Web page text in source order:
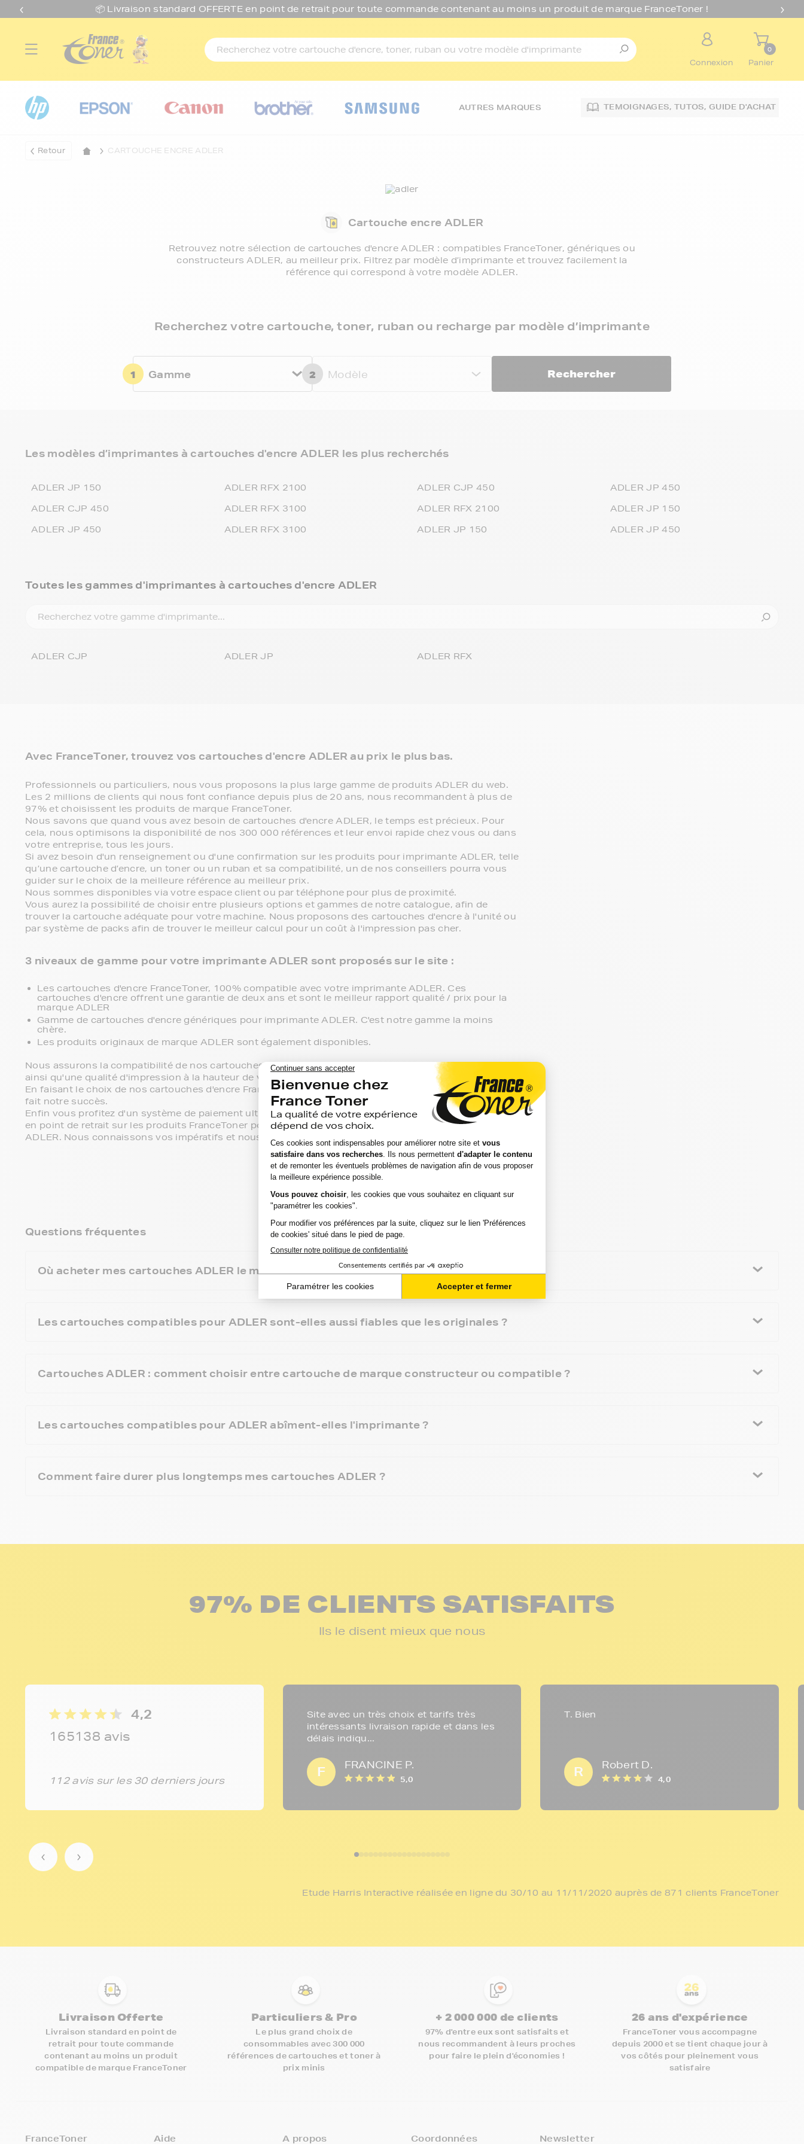
📦 Livraison standard OFFERTE en point de retrait pour toute commande contenant au moins un produit de marque FranceToner !
Connexion
0
Panier
AUTRES MARQUES TEMOIGNAGES, TUTOS,GUIDE D'ACHAT
Retour CARTOUCHE ENCRE ADLER
Cartouche encre ADLER
Retrouvez notre sélection de cartouches d'encre ADLER : compatibles FranceToner, génériques ou
constructeurs ADLER, au meilleur prix. Filtrez par modèle d’imprimante et trouvez facilement la
référence qui correspond à votre modèle ADLER.
Recherchez votre cartouche, toner, ruban ou recharge par modèle d’imprimante
1 Gamme 2 Modèle Rechercher
Les modèles d’imprimantes à cartouches d'encre ADLER les plus recherchés
ADLER JP 150
ADLER CJP 450
ADLER JP 450
ADLER RFX 2100
ADLER RFX 3100
ADLER RFX 3100
ADLER CJP 450
ADLER RFX 2100
ADLER JP 150
ADLER JP 450
ADLER JP 150
ADLER JP 450
Toutes les gammes d'imprimantes à cartouches d'encre ADLER
ADLER CJP ADLER JP ADLER RFX
Avec FranceToner, trouvez vos cartouches d'encre ADLER au prix le plus bas.
Professionnels ou particuliers, nous vous proposons la plus large gamme de produits ADLER du web.
Les 2 millions de clients qui nous font confiance depuis plus de 20 ans, nous recommandent à plus de
97% et choisissent les produits de marque FranceToner.
Nous savons que quand vous avez besoin de cartouches d'encre ADLER, le temps est précieux. Pour
cela, nous optimisons la disponibilité de nos 300 000 références et leur envoi rapide chez vous ou dans
votre entreprise, tous les jours.
Si avez besoin d'un renseignement ou d'une confirmation sur les produits pour imprimante ADLER, telle
qu’une cartouche d’encre, un toner ou un ruban et sa compatibilité, un de nos conseillers pourra vous
guider sur le choix de la meilleure référence au meilleur prix.
Nous sommes disponibles via votre espace client ou par téléphone pour plus de proximité.
Vous aurez la possibilité de choisir entre plusieurs options et gammes de notre catalogue, afin de
trouver la cartouche adéquate pour votre machine. Nous proposons des cartouches d'encre à l'unité ou
par système de packs afin de trouver le meilleur calcul pour un coût à l'impression pas cher.
3 niveaux de gamme pour votre imprimante ADLER sont proposés sur le site :
Les cartouches d'encre FranceToner, 100% compatible avec votre imprimante ADLER. Ces
cartouches d'encre offrent une garantie de deux ans et sont le meilleur rapport qualité / prix pour la
marque ADLER
Gamme de cartouches d'encre génériques pour imprimante ADLER. C'est notre gamme la moins
chère.
Les produits originaux de marque ADLER sont également disponibles.
Nous assurons la compatibilité de nos cartouches d'encre FranceToner avec votre imprimante ADLER
ainsi qu'une qualité d'impression à la hauteur de vos attentes.
En faisant le choix de nos cartouches d'encre FranceToner pour ADLER, vous réalisez une économie qui
fait notre succès.
Enfin vous profitez d'un système de paiement ultra-sécurisé et d'une livraison rapide, suivie et gratuite
en point de retrait sur les produits FranceToner pour ne jamais être en panne de cartouches d'encre
ADLER. Nous connaissons vos impératifs et nous sommes là pour y répondre."
Questions fréquentes
Où acheter mes cartouches ADLER le moins cher ?
Les cartouches compatibles pour ADLER sont-elles aussi fiables que les originales ?
Cartouches ADLER : comment choisir entre cartouche de marque constructeur ou compatible ?
Les cartouches compatibles pour ADLER abîment-elles l'imprimante ?
Comment faire durer plus longtemps mes cartouches ADLER ?
97% DE CLIENTS SATISFAITS
Ils le disent mieux que nous
4,2
165138 avis
112 avis sur les 30 derniers jours
Site avec un très choix et tarifs très
intéressants livraison rapide et dans les
délais indiqu...
F FRANCINE P.
5,0
T. Bien
R Robert D.
4,0
Etude Harris Interactive réalisée en ligne du 30/10 au 11/11/2020 auprès de 871 clients FranceToner
Livraison Offerte
Livraison standard en point de
retrait pour toute commande
contenant au moins un produit
compatible de marque FranceToner
Particuliers & Pro
Le plus grand choix de
consommables avec 300 000
références de cartouches et toner à
prix minis
+ 2 000 000 de clients
97% d'entre eux sont satisfaits et
nous recommandent à leurs proches
pour faire le plein d'économies !
26 ans d'expérience
FranceToner vous accompagne
depuis 2000 et se tient chaque jour à
vos côtés pour pleinement vous
satisfaire
FranceToner Aide A propos Coordonnées Newsletter